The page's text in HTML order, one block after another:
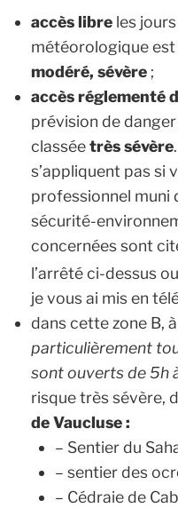
accès libre les
météorologique
modéré, sévère ;
accès réglementé
prévision de
classéetrès sévère
s’appliquent pas si
professionnel muni
sécurité-
concernées sont
l’arrêté ci-dessus
je vous ai mis en
dans cette zone B,
particulièrement
sont ouverts de 5h
risque très sévère,
de Vaucluse :
– Sentier du
– sentier des
– Cédraie de